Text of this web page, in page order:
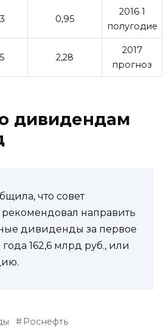
0,95
2016 1
полугодие
2,28
2017
прогноз
дивидендам
что совет
направить
дивиденды за первое
162,6 млрд руб., или
Роснефть